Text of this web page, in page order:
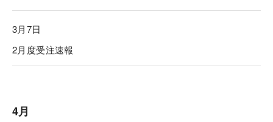
3月7日
2月度受注速報
4月